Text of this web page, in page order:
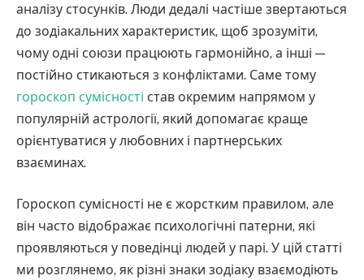
аналізу стосунків. Люди дедалі частіше звертаються
до зодіакальних характеристик, щоб зрозуміти,
чому одні союзи працюють гармонійно, а інші —
постійно стикаються з конфліктами. Саме тому
гороскоп сумісності став окремим напрямом у
популярній астрології, який допомагає краще
орієнтуватися у любовних і партнерських
взаєминах.
Гороскоп сумісності не є жорстким правилом, але
він часто відображає психологічні патерни, які
проявляються у поведінці людей у парі. У цій статті
ми розглянемо, як різні знаки зодіаку взаємодіють